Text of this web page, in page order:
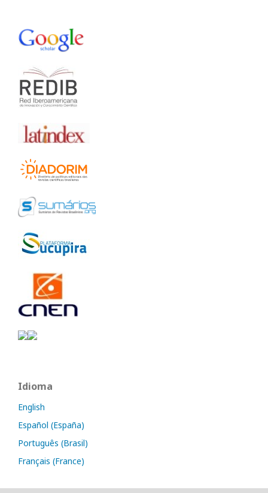
Idioma
English
Español (España)
Português (Brasil)
Français (France)